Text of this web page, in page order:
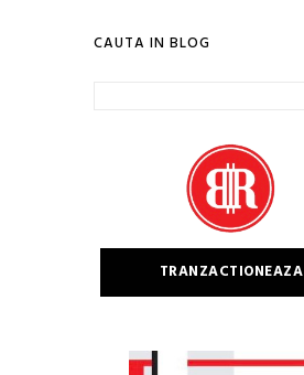
CAUTA IN BLOG
TRANZACTIONEAZA